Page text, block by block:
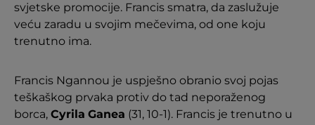
svjetske promocije. Francis smatra, da zaslužuje
veću zaradu u svojim mečevima, od one koju
trenutno ima.
Francis Ngannou je uspješno obranio svoj pojas
teškaškog prvaka protiv do tad neporaženog
borca, Cyrila Ganea (31, 10-1). Francis je trenutno u